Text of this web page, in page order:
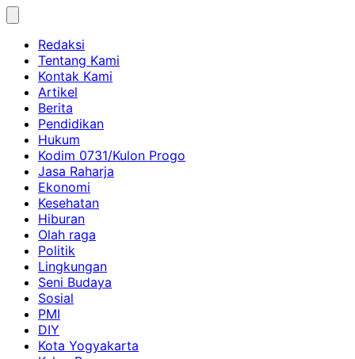
Skip
contentRedaksi
Tentang Kami
Kontak Kami
Artikel
Berita
Pendidikan
Hukum
Kodim 0731/Kulon Progo
Jasa Raharja
Ekonomi
Kesehatan
Hiburan
Olah raga
Politik
Lingkungan
Seni Budaya
Sosial
PMI
DIY
Kota Yogyakarta